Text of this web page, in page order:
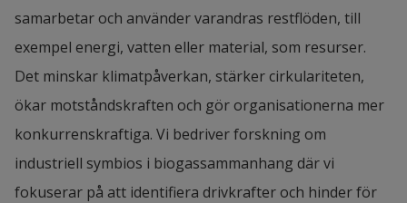
samarbetar och använder varandras restflöden, till
exempel energi, vatten eller material, som resurser.
Det minskar klimatpåverkan, stärker cirkulariteten,
ökar motståndskraften och gör organisationerna mer
konkurrenskraftiga. Vi bedriver forskning om
industriell symbios i biogassammanhang där vi
fokuserar på att identifiera drivkrafter och hinder för